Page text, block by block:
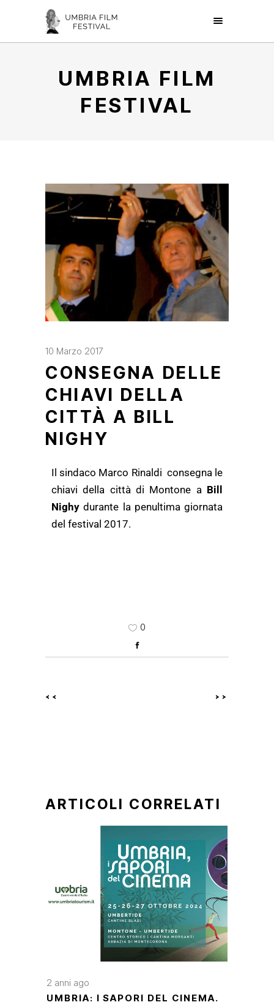
UMBRIA FILM
FESTIVAL
10 Marzo 2017
CONSEGNA DELLE
CHIAVI DELLA
CITTÀ A BILL
NIGHY
Il sindaco Marco Rinaldi consegna le
chiavi della città di Montone a Bill
Nighy durante la penultima giornata
del festival 2017.
0
<< >>
ARTICOLI CORRELATI
2 anni ago
UMBRIA: I SAPORI DEL CINEMA.